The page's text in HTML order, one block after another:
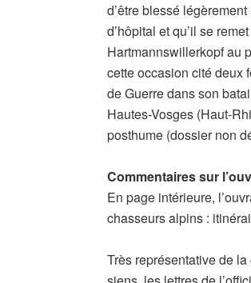
d’être blessé
d’hôpital et qu’il se
Hartmannswillerkopf au
cette occasion cité deux
de Guerre dans son
Hautes-Vosges (Haut-
posthume (dossier non
Commentaires sur
En page intérieure,
chasseurs alpins :
Très représentative de